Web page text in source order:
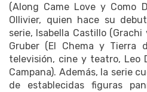
(Along Came Love y Como
Ollivier, quien hace su
serie, Isabella Castillo (Grachi
Gruber (El Chema y Tierra
televisión, cine y teatro, Leo
Campana). Además, la serie
de establecidas figuras